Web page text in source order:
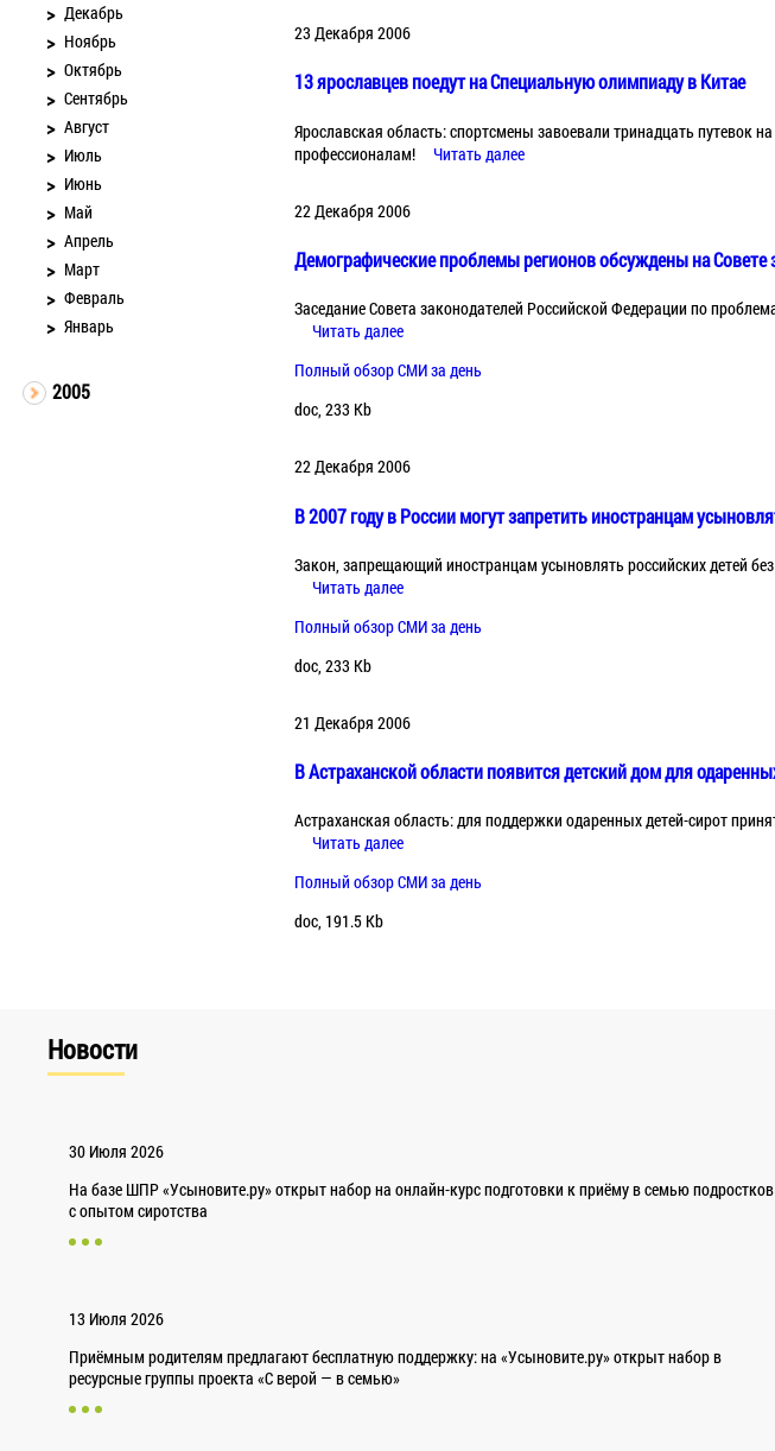
Декабрь
Ноябрь
Октябрь
Сентябрь
Август
Июль
Июнь
Май
Апрель
Март
Февраль
Январь
2005
23 Декабря 2006
13 ярославцев поедут на Специальную олимпиаду в Китае
Ярославская область: спортсмены завоевали тринадцать путевок
профессионалам!
Читать далее
22 Декабря 2006
Демографические проблемы регионов обсуждены на Совете
Заседание Совета законодателей Российской Федерации по
Читать далее
Полный обзор СМИ за день
doc, 233 Kb
22 Декабря 2006
В 2007 году в России могут запретить иностранцам
Закон, запрещающий иностранцам усыновлять российских детей
Читать далее
Полный обзор СМИ за день
doc, 233 Kb
21 Декабря 2006
В Астраханской области появится детский дом для
Астраханская область: для поддержки одаренных детей-сирот
Читать далее
Полный обзор СМИ за день
doc, 191.5 Kb
Новости
30 Июля 2026
На базе ШПР «Усыновите.ру» открыт набор на онлайн-курс подготовки к приёму в семью подростков
с опытом сиротства
13 Июля 2026
Приёмным родителям предлагают бесплатную поддержку: на «Усыновите.ру» открыт набор в
ресурсные группы проекта «С верой — в семью»